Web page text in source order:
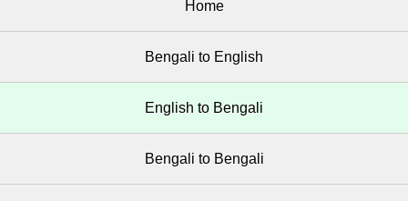
Home
Bengali to English
English to Bengali
Bengali to Bengali